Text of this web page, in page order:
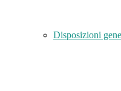
Disposizioni